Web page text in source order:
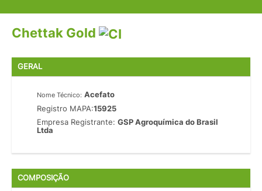
Chettak Gold
GERAL
Nome Técnico: Acefato
Registro MAPA:15925
Empresa Registrante:GSP Agroquímica do Brasil
Ltda
COMPOSIÇÃO